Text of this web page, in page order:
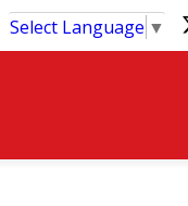
Select Language ▼